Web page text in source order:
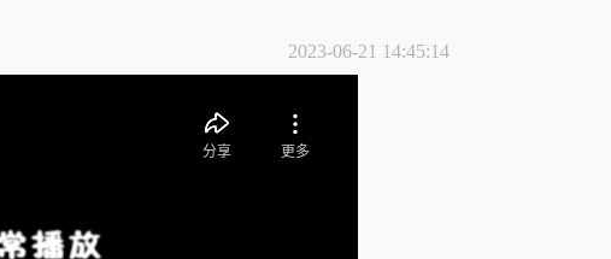
2023-06-21 14:45:14